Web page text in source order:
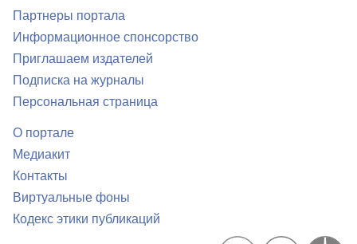
Партнеры портала
Информационное спонсорство
Приглашаем издателей
Подписка на журналы
Персональная страница
О портале
Медиакит
Контакты
Виртуальные фоны
Кодекс этики публикаций